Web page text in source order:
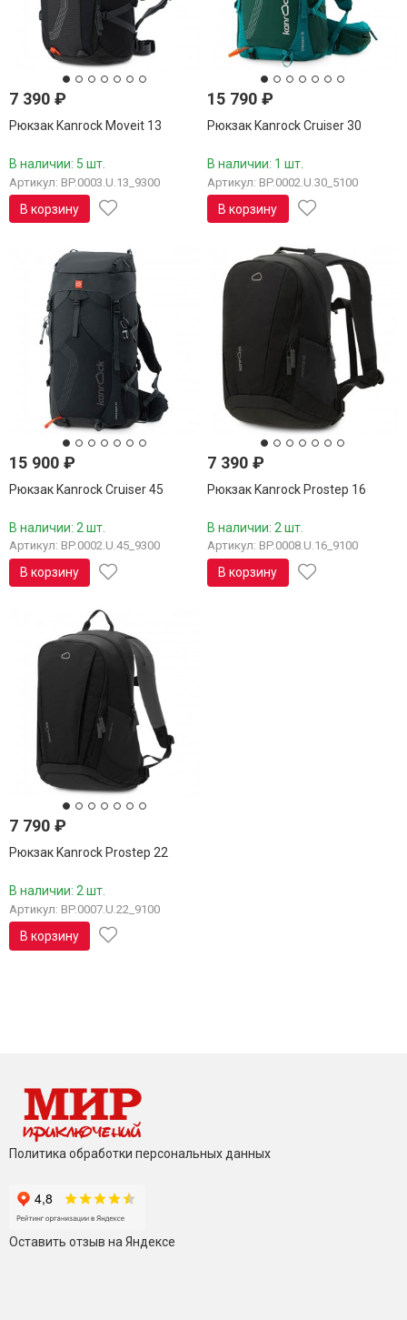
7 390 ₽
Рюкзак Kanrock Moveit 13
В наличии: 5 шт.
Артикул: BP.0003.U.13_9300
В корзину
15 790₽
Рюкзак Kanrock Cruiser 30
В наличии: 1 шт.
Артикул: BP.0002.U.30_5100
В корзину
15 900 ₽
Рюкзак Kanrock Cruiser 45
В наличии: 2 шт.
Артикул: BP.0002.U.45_9300
В корзину
7 390₽
Рюкзак Kanrock Prostep 16
В наличии: 2 шт.
Артикул: BP.0008.U.16_9100
В корзину
7 790 ₽
Рюкзак Kanrock Prostep 22
В наличии: 2 шт.
Артикул: BP.0007.U.22_9100
В корзину
Политика обработки персональных данных
Оставить отзыв на Яндексе